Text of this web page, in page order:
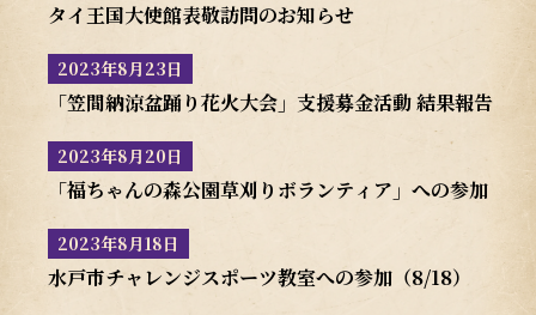
タイ王国大使館表敬訪問のお知らせ
2023年8月23日
「笠間納涼盆踊り花火大会」支援募金活動 結果報告
2023年8月20日
「福ちゃんの森公園草刈りボランティア」への参加（8/
2023年8月18日
水戸市チャレンジスポーツ教室への参加（8/18）